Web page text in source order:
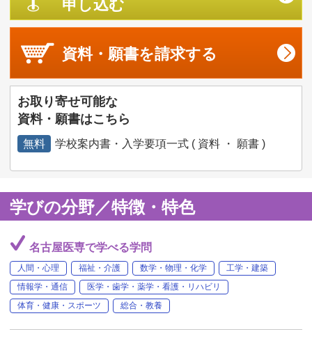
申し込む
資料・願書を請求する
お取り寄せ可能な
資料・願書はこちら
無料 学校案内書・入学要項一式 ( 資料 ・ 願書 )
学びの分野／特徴・特色
名古屋医専で学べる学問
人間・心理 福祉・介護 数学・物理・化学
工学・建築
情報学・通信
医学・歯学・薬学・看護・リハビリ
体育・健康・スポーツ
総合・教養